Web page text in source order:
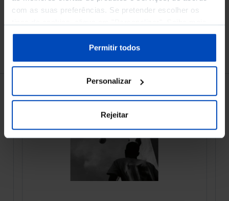
com as suas preferências. Se pretender escolher os
sobre cookies através da gestão de preferências ou da
Política de Cookies.
Permitir todos
Personalizar
Rejeitar